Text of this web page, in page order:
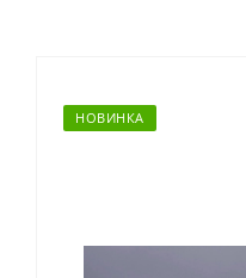
НОВИНКА